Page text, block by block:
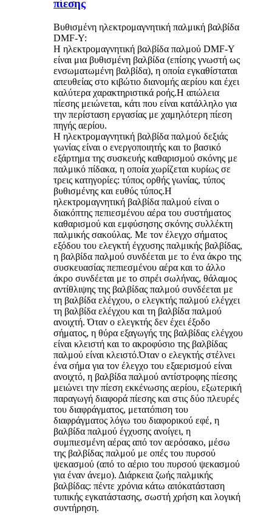
πίεσης
Βυθισμένη ηλεκτρομαγνητική παλμική βαλβίδα
DMF-Y:
Η ηλεκτρομαγνητική βαλβίδα παλμού DMF-Y
είναι μια βυθισμένη βαλβίδα (επίσης γνωστή ως
ενσωματωμένη βαλβίδα), η οποία εγκαθίσταται
απευθείας στο κιβώτιο διανομής αερίου και έχει
καλύτερα χαρακτηριστικά ροής.Η απώλεια
πίεσης μειώνεται, κάτι που είναι κατάλληλο για
την περίσταση εργασίας με χαμηλότερη πίεση
πηγής αερίου.
Η ηλεκτρομαγνητική βαλβίδα παλμού δεξιάς
γωνίας είναι ο ενεργοποιητής και το βασικό
εξάρτημα της συσκευής καθαρισμού σκόνης με
παλμικό πίδακα, η οποία χωρίζεται κυρίως σε
τρεις κατηγορίες: τύπος ορθής γωνίας, τύπος
βυθισμένης και ευθύς τύπος.Η
ηλεκτρομαγνητική βαλβίδα παλμού είναι ο
διακόπτης πεπιεσμένου αέρα του συστήματος
καθαρισμού και εμφύσησης σκόνης συλλέκτη
παλμικής σακούλας. Με τον έλεγχο σήματος
εξόδου του ελεγκτή έγχυσης παλμικής βαλβίδας,
η βαλβίδα παλμού συνδέεται με το ένα άκρο της
συσκευασίας πεπιεσμένου αέρα και το άλλο
άκρο συνδέεται με το σπρέι σωλήνας, θάλαμος
αντίθλιψης της βαλβίδας παλμού συνδέεται με
τη βαλβίδα ελέγχου, ο ελεγκτής παλμού ελέγχει
τη βαλβίδα ελέγχου και τη βαλβίδα παλμού
ανοιχτή. Όταν ο ελεγκτής δεν έχει έξοδο
σήματος, η θύρα εξαγωγής της βαλβίδας ελέγχου
είναι κλειστή και το ακροφύσιο της βαλβίδας
παλμού είναι κλειστό.Όταν ο ελεγκτής στέλνει
ένα σήμα για τον έλεγχο του εξαερισμού είναι
ανοιχτό, η βαλβίδα παλμού αντίστροφης πίεσης
μειώνει την πίεση εκκένωσης αερίου, εξωτερική
παραγωγή διαφορά πίεσης και στις δύο πλευρές
του διαφράγματος, μετατόπιση του
διαφράγματος λόγω του διαφορικού εφέ, η
βαλβίδα παλμού έγχυσης ανοίγει, η
συμπιεσμένη αέρας από τον αερόσακο, μέσω
της βαλβίδας παλμού με οπές του πυρσού
ψεκασμού (από το αέριο του πυρσού ψεκασμού
για έναν άνεμο). Διάρκεια ζωής παλμικής
βαλβίδας: πέντε χρόνια κάτω απόκατάσταση
τυπικής εγκατάστασης, σωστή χρήση και λογική
συντήρηση.